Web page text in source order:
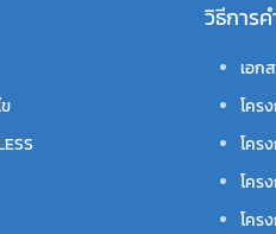
วิธีการ
เอก
โคร
โคร
โคร
โคร